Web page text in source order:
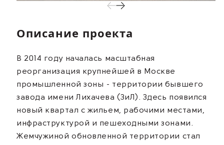
Описание проекта
В 2014 году началась масштабная
реорганизация крупнейшей в Москве
промышленной зоны - территории бывшего
завода имени Лихачева (ЗиЛ). Здесь появился
новый квартал с жильем, рабочими местами,
инфраструктурой и пешеходными зонами.
Жемчужиной обновленной территории стал